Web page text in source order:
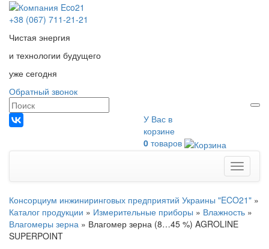
+38 (067) 711-21-21
Чистая энергия
и технологии будущего
уже сегодня
Обратный звонок
У Вас в
корзине
0 товаров
Меню
Консорциум инжиниринговых предприятий Украины "ECO21" »
Каталог продукции » Измерительные приборы » Влажность »
Влагомеры зерна » Влагомер зерна (8…45 %) AGROLINE
SUPERPOINT